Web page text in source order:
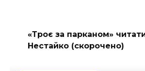
«Троє за парканом»
Нестайко (скорочено)